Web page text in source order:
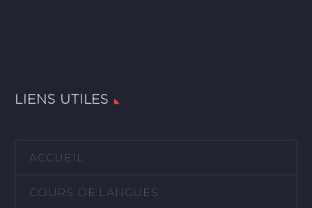
LIENS UTILES
ACCUEIL
COURS DE LANGUES